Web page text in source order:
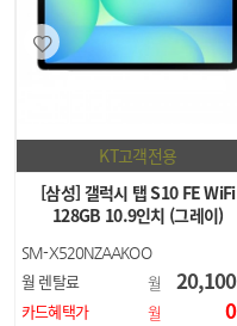
KT고객전용
[삼성] 갤럭시 탭 S10 FE WiFi
128GB 10.9인치 (그레이)
SM-X520NZAAKOO
월 렌탈료 월 20,100
카드혜택가
월 0